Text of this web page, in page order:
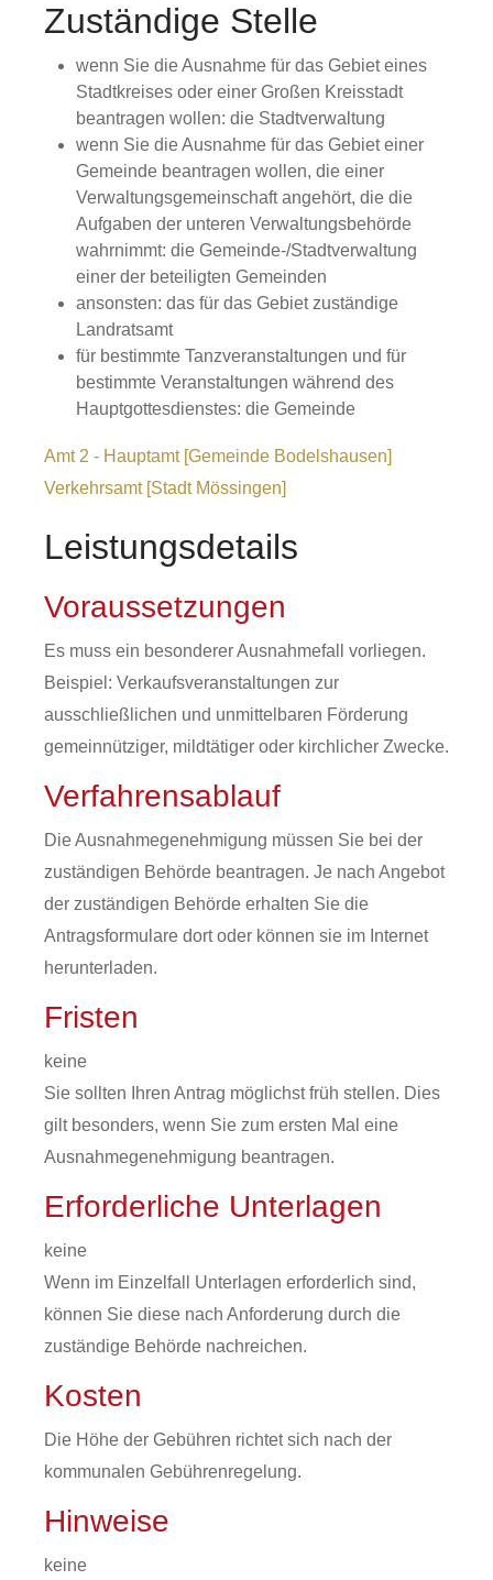
Zuständige Stelle
wenn Sie die Ausnahme für das Gebiet eines
Stadtkreises oder einer Großen Kreisstadt
beantragen wollen: die Stadtverwaltung
wenn Sie die Ausnahme für das Gebiet einer
Gemeinde beantragen wollen, die einer
Verwaltungsgemeinschaft angehört, die die
Aufgaben der unteren Verwaltungsbehörde
wahrnimmt: die Gemeinde-/Stadtverwaltung
einer der beteiligten Gemeinden
ansonsten: das für das Gebiet zuständige
Landratsamt
für bestimmte Tanzveranstaltungen und für
bestimmte Veranstaltungen während des
Hauptgottesdienstes: die Gemeinde
Amt 2 - Hauptamt [Gemeinde Bodelshausen]
Verkehrsamt [Stadt Mössingen]
Leistungsdetails
Voraussetzungen
Es muss ein besonderer Ausnahmefall vorliegen.
Beispiel: Verkaufsveranstaltungen zur
ausschließlichen und unmittelbaren Förderung
gemeinnütziger, mildtätiger oder kirchlicher Zwecke.
Verfahrensablauf
Die Ausnahmegenehmigung müssen Sie bei der
zuständigen Behörde beantragen. Je nach Angebot
der zuständigen Behörde erhalten Sie die
Antragsformulare dort oder können sie im Internet
herunterladen.
Fristen
keine
Sie sollten Ihren Antrag möglichst früh stellen. Dies
gilt besonders, wenn Sie zum ersten Mal eine
Ausnahmegenehmigung beantragen.
Erforderliche Unterlagen
keine
Wenn im Einzelfall Unterlagen erforderlich sind,
können Sie diese nach Anforderung durch die
zuständige Behörde nachreichen.
Kosten
Die Höhe der Gebühren richtet sich nach der
kommunalen Gebührenregelung.
Hinweise
keine